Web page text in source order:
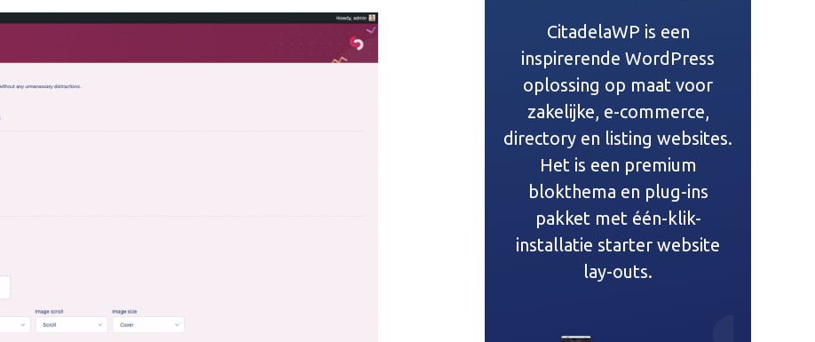
CitadelaWP is een
inspirerende WordPress
oplossing op maat voor
zakelijke, e-commerce,
directory en listing websites.
Het is een premium
blokthema en plug-ins
pakket met één-klik-
installatie starter website
lay-outs.